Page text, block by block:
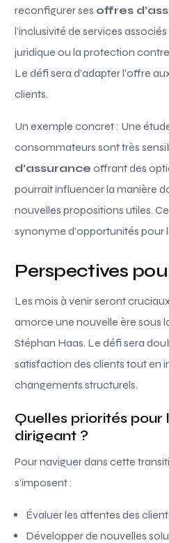
reconfigurer ses offres
l’inclusivité de services
juridique ou la protection
Le défi sera d’adapter l’offre
clients.
Un exemple concret : Une
consommateurs sont très
d’assurance offrant des
pourrait influencer la manière
nouvelles propositions utiles.
synonyme d’opportunités pour
Perspectives
Les mois à venir seront
amorce une nouvelle ère sous
Stéphan Haas. Le défi sera
satisfaction des clients tout en
changements structurels.
Quelles priorités pour
dirigeant ?
Pour naviguer dans cette
s’imposent :
Évaluer les attentes des
Développer de nouvelles